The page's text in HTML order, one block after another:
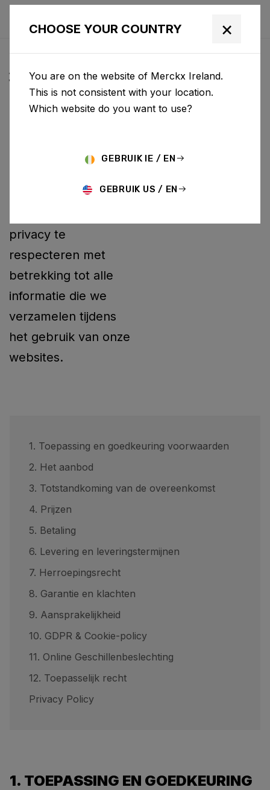
ALGEMENE
VOORWAARDEN
BCF ("Belgian Cycling
ridley-bikes.com en
exploiteren. Het is
privacy te
respecteren met
betrekking tot alle
informatie die we
verzamelen tijdens
het gebruik van onze
websites.
1. Toepassing en goedkeuring voorwaarden
2. Het aanbod
3. Totstandkoming van de overeenkomst
4. Prijzen
5. Betaling
6. Levering en leveringstermijnen
7. Herroepingsrecht
8. Garantie en klachten
9. Aansprakelijkheid
10. GDPR & Cookie-policy
11. Online Geschillenbeslechting
12. Toepasselijk recht
Privacy Policy
1. TOEPASSING EN GOEDKEURING
CHOOSE YOUR COUNTRY ×
You are on the website of Merckx Ireland.
This is not consistent with your location.
Which website do you want to use?
GEBRUIK IE / EN
GEBRUIK US / EN